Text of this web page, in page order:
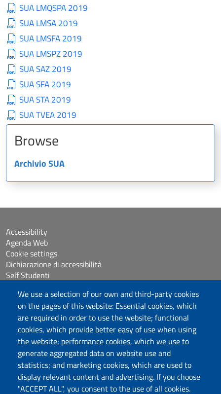
We use a selection of our own and third-party cookies
on the pages of this website: Essential cookies, which
are required in order to use the website; functional
cookies, which provide better easy of use when using
the website; performance cookies, which we use to
generate aggregated data on website use and
statistics; and marketing cookies, which are used to
display relevant content and advertising. If you choose
"ACCEPT ALL", you consent to the use of all cookies.
SUA LMQSPA 2019
SUA LMSA 2019
SUA LMSFA 2019
SUA LMSPZ 2019
SUA SAZ 2019
SUA SFA 2019
SUA STA 2019
SUA TVEA 2019
Browse
Archivio SUA
Accessibility
Agenda Web
Cookie settings
Dichiarazione di accessibilità
Self Studenti
eUniss
Calls
Posta elettronica @uniss.it
Protocollo
Follow us